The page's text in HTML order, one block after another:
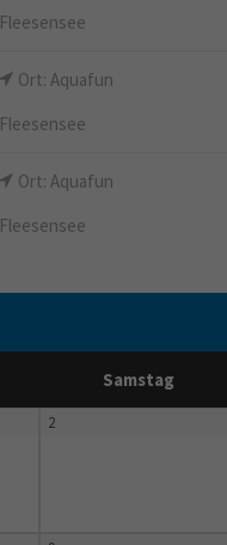
Fleesensee
Ort: Aquafun
Fleesensee
Ort: Aquafun
Fleesensee
Samstag
2